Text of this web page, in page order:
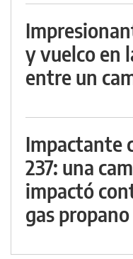
y vuelco en
entre un
Impactante
237: una
impactó
gas propano